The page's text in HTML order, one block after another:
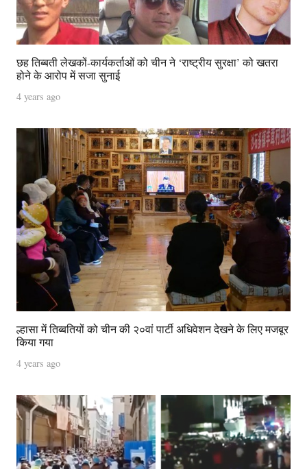
छह तिब्बती लेखकों-कार्यकर्ताओं को चीन ने ‘राष्‍ट्रीय सुरक्षा’ को खतरा
होने के आरोप में सजा सुनाई
4 years ago
ल्हासा में तिब्बतियों को चीन की २०वां पार्टी अधिवेशन देखने के लिए मजबूर
किया गया
4 years ago